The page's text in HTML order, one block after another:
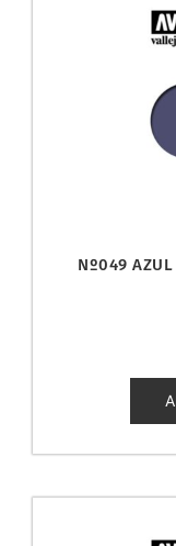
Nº049 AZUL